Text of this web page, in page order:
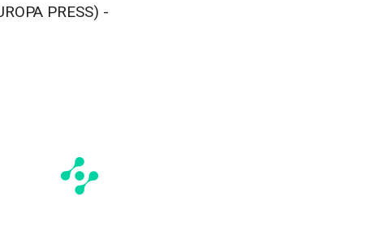
PRESS) -